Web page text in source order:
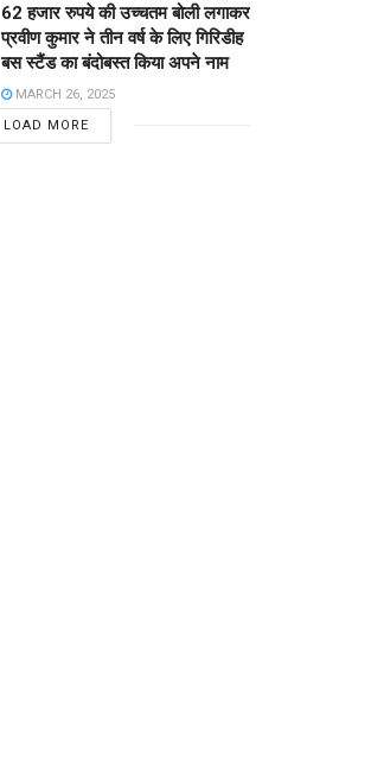
62 हजार रुपये की उच्चतम बोली लगाकर
प्रवीण कुमार ने तीन वर्ष के लिए गिरिडीह
बस स्टैंड का बंदोबस्त किया अपने नाम
MARCH 26, 2025
LOAD MORE